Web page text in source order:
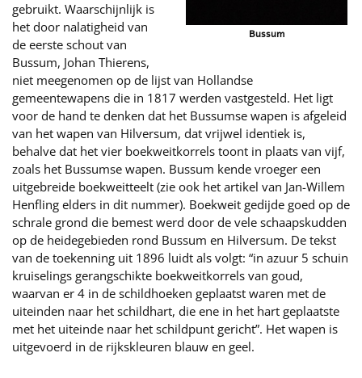
Bussum
gebruikt. Waarschijnlijk is
het door nalatigheid van
de eerste schout van
Bussum, Johan Thierens,
niet meegenomen op de lijst van Hollandse
gemeentewapens die in 1817 werden vastgesteld. Het ligt
voor de hand te denken dat het Bussumse wapen is afgeleid
van het wapen van Hilversum, dat vrijwel identiek is,
behalve dat het vier boekweitkorrels toont in plaats van vijf,
zoals het Bussumse wapen. Bussum kende vroeger een
uitgebreide boekweitteelt (zie ook het artikel van Jan-Willem
Henfling elders in dit nummer). Boekweit gedijde goed op de
schrale grond die bemest werd door de vele schaapskudden
op de heidegebieden rond Bussum en Hilversum. De tekst
van de toekenning uit 1896 luidt als volgt: “in azuur 5 schuin
kruiselings gerangschikte boekweitkorrels van goud,
waarvan er 4 in de schildhoeken geplaatst waren met de
uiteinden naar het schildhart, die ene in het hart geplaatste
met het uiteinde naar het schildpunt gericht”. Het wapen is
uitgevoerd in de rijkskleuren blauw en geel.